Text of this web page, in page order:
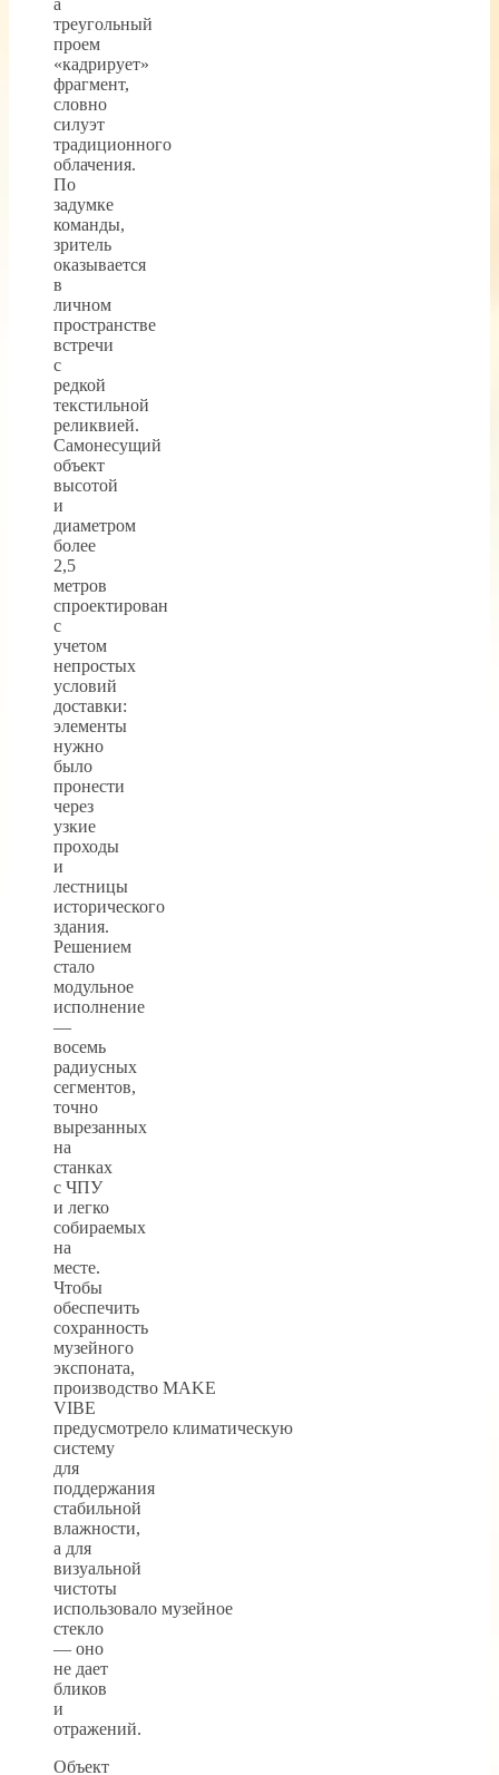
треугольный
проем
«кадрирует»
фрагмент,
словно
силуэт
традиционного
облачения.
По
задумке
команды,
зритель
оказывается
в
личном
пространстве
встречи
с
редкой
текстильной
реликвией.
Самонесущий
объект
высотой
и
диаметром
более
2,5
метров
спроектирован
с
учетом
непростых
условий
доставки:
элементы
нужно
было
пронести
через
узкие
проходы
и
лестницы
исторического
здания.
Решением
стало
модульное
исполнение
—
восемь
радиусных
сегментов,
точно
вырезанных
на
станках
с ЧПУ
и легко
собираемых
на
месте.
Чтобы
обеспечить
сохранность
музейного
экспоната,
производство MAKE
VIBE
предусмотрело климатическую
систему
для
поддержания
стабильной
влажности,
а для
визуальной
чистоты
использовало музейное
стекло
— оно
не дает
бликов
и
отражений.
Объект